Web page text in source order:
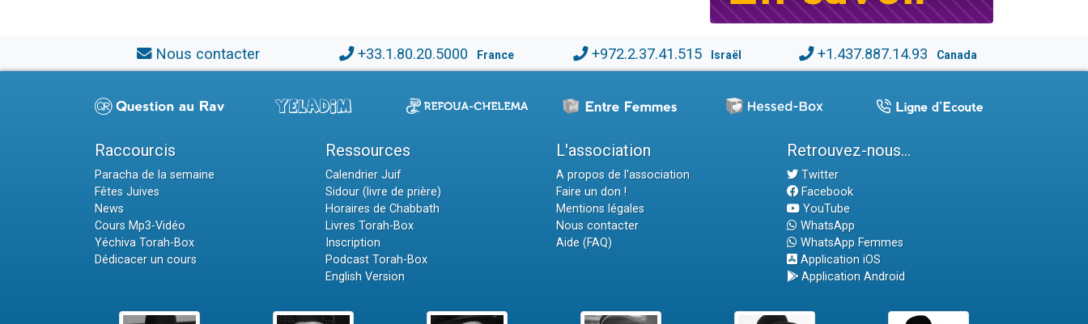
Nous contacter +33.1.80.20.5000 France +972.2.37.41.515 Israël +1.437.887.14.93 Canada
Raccourcis
Paracha de la semaine
Fêtes Juives
News
Cours Mp3-Vidéo
Yéchiva Torah-Box
Dédicacer un cours
Ressources
Calendrier Juif
Sidour (livre de prière)
Horaires de Chabbath
Livres Torah-Box
Inscription
Podcast Torah-Box
English Version
L'association
A propos de l'association
Faire un don !
Mentions légales
Nous contacter
Aide (FAQ)
Retrouvez-nous...
Twitter
Facebook
YouTube
WhatsApp
WhatsApp Femmes
Application iOS
Application Android